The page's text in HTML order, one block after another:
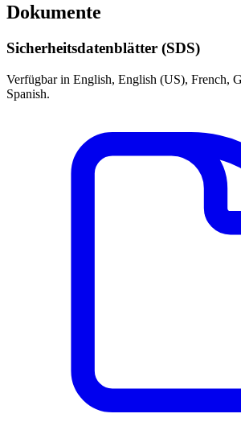
Dokumente
Sicherheitsdatenblätter (SDS)
Verfügbar in English, English (US), French,
Spanish.